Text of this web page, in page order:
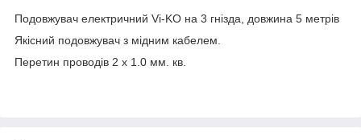
Подовжувач електричний Vi-KO на 3 гнізда, довжина 5 метрів
Якісний подовжувач з мідним кабелем.
Перетин проводів 2 х 1.0 мм. кв.